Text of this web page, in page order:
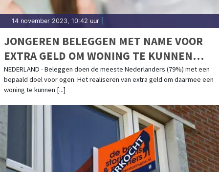
14 november 2023, 10:42 uur
JONGEREN BELEGGEN MET NAME VOOR
EXTRA GELD OM WONING TE KUNNEN
KOPEN
NEDERLAND - Beleggen doen de meeste Nederlanders (79%) met een
bepaald doel voor ogen. Het realiseren van extra geld om daarmee een
woning te kunnen [...]